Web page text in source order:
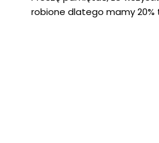
robione dlatego mamy 20%